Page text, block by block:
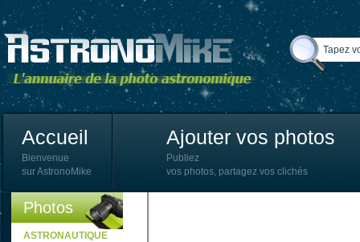
Accueil
Bienvenue
sur AstronoMike
Ajouter vos photos
Publiez
vos photos, partagez vos clichés
Photos
ASTRONAUTIQUE